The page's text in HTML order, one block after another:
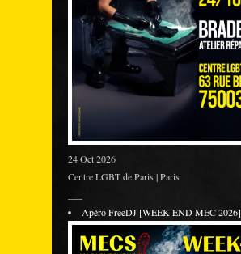
24 Oct 2026
Centre LGBT de Paris | Paris
Apéro FreeDJ [WEEK-END MEC 2026]